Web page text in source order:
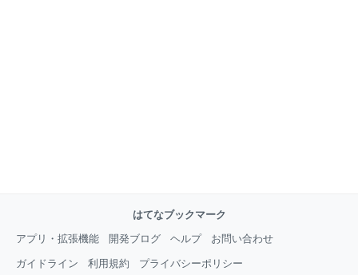
はてなブックマーク
アプリ・拡張機能
開発ブログ ヘルプ お問い合わせ
ガイドライン 利用規約 プライバシーポリシー